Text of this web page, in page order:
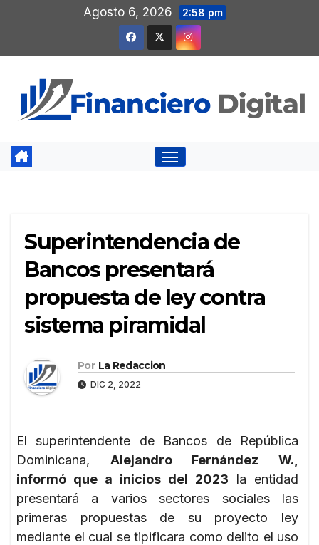
contenido
Agosto 6, 2026 2:58 pm
Superintendencia de
Bancos presentará
propuesta de ley contra
sistema piramidal
Por La Redaccion
DIC 2, 2022
El superintendente de Bancos de República
Dominicana, Alejandro Fernández W.,
informó que a inicios del 2023 la entidad
presentará a varios sectores sociales las
primeras propuestas de su proyecto ley
mediante el cual se tipificara como delito el uso